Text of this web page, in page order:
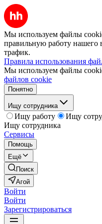
Мы используем файлы
правильную работу нашего
трафик.
Правила использования
Мы используем файлы
файлов cookie
Понятно
Ищу сотрудника
Ищу работу
Ищу
Ищу сотрудника
Сервисы
Помощь
Ещё
Поиск
Агой
Войти
Войти
Зарегистрироваться